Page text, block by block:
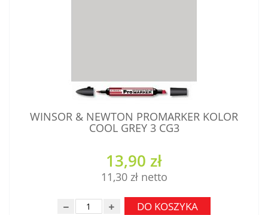
WINSOR & NEWTON PROMARKER KOLOR
COOL GREY 3 CG3
13,90 zł
11,30 zł
DO KOSZYKA